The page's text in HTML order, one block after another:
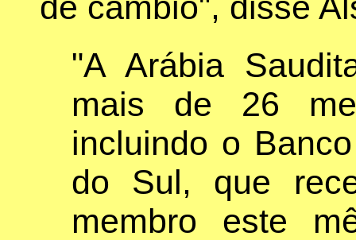
"A Arábia
mais de 26
incluindo o
do Sul, que
membro este